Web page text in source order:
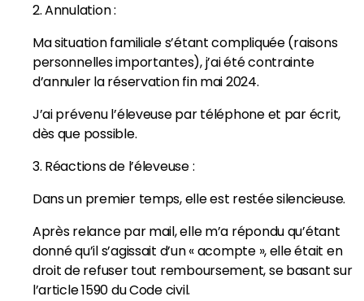
2. Annulation :
Ma situation familiale s’étant compliquée (raisons
personnelles importantes), j’ai été contrainte
d’annuler la réservation fin mai 2024.
J’ai prévenu l’éleveuse par téléphone et par écrit,
dès que possible.
3. Réactions de l’éleveuse :
Dans un premier temps, elle est restée silencieuse.
Après relance par mail, elle m’a répondu qu’étant
donné qu’il s’agissait d’un « acompte », elle était en
droit de refuser tout remboursement, se basant sur
l’article 1590 du Code civil.